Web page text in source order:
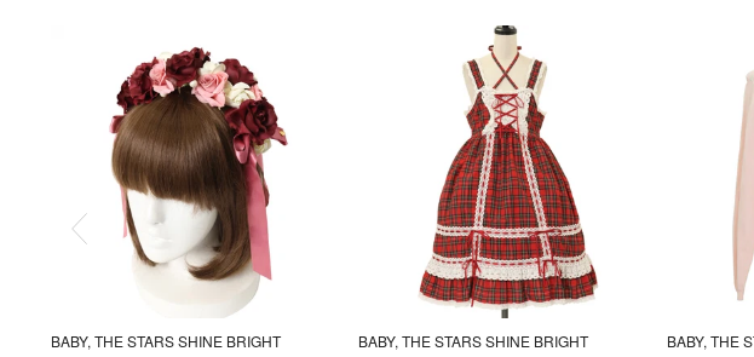
BABY, THE STARS SHINE BRIGHT
BABY, THE STARS SHINE BRIGHT
BABY, THE